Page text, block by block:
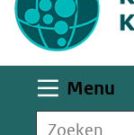
deze
website
worden
toegestaanMenu
Zoeken